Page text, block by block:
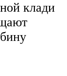
клади